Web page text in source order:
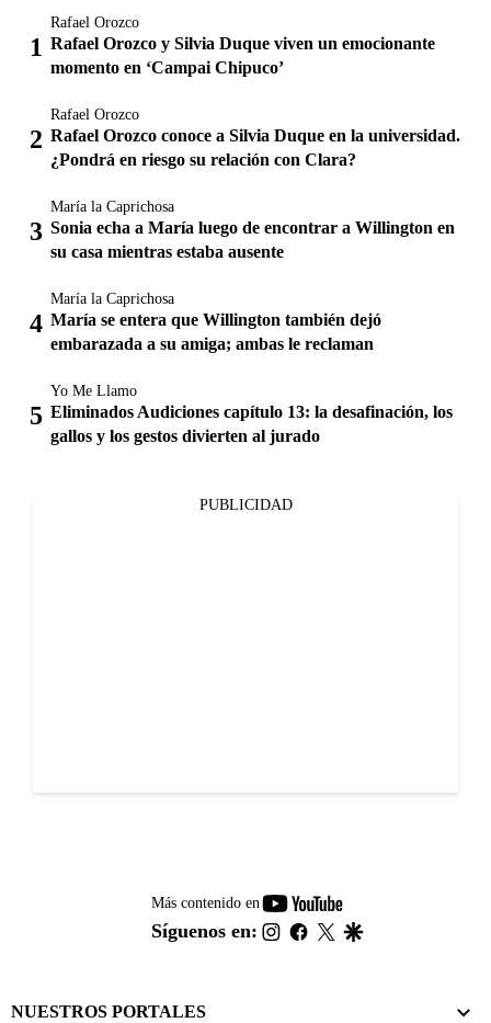
Rafael Orozco
Rafael Orozco y Silvia Duque viven un emocionante
momento en ‘Campai Chipuco’
Rafael Orozco
Rafael Orozco conoce a Silvia Duque en la universidad.
¿Pondrá en riesgo su relación con Clara?
María la Caprichosa
Sonia echa a María luego de encontrar a Willington en
su casa mientras estaba ausente
María la Caprichosa
María se entera que Willington también dejó
embarazada a su amiga; ambas le reclaman
Yo Me Llamo
Eliminados Audiciones capítulo 13: la desafinación, los
gallos y los gestos divierten al jurado
PUBLICIDAD
Más contenido en
youtube-
footer
Síguenos en: instagram
facebook
twitter
NUESTROS PORTALES